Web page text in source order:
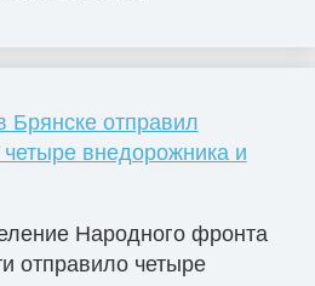
отправил
внедорожника и
Народного фронта
отправило четыре